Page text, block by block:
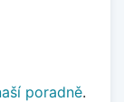
poradně.